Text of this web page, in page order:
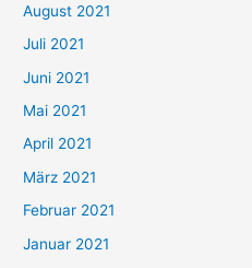
n
a
c
h
:
August 2021
Juli 2021
Juni 2021
Mai 2021
April 2021
März 2021
Februar 2021
Januar 2021